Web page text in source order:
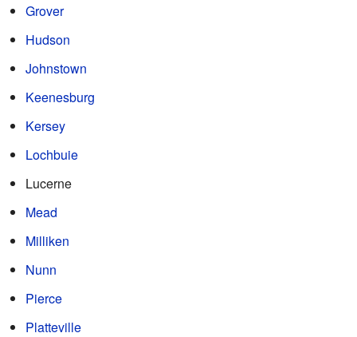
Grover
Hudson
Johnstown
Keenesburg
Kersey
Lochbuie
Lucerne
Mead
Milliken
Nunn
Pierce
Platteville